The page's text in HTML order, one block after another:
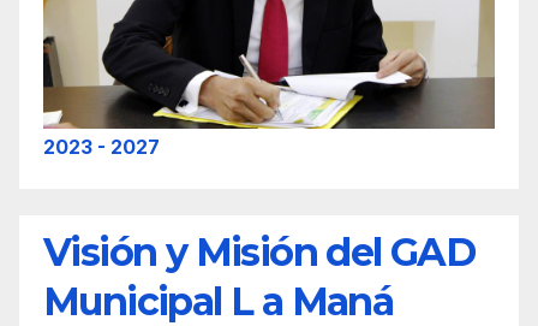
2023 - 2027
Visión y Misión del GAD
Municipal L a Maná